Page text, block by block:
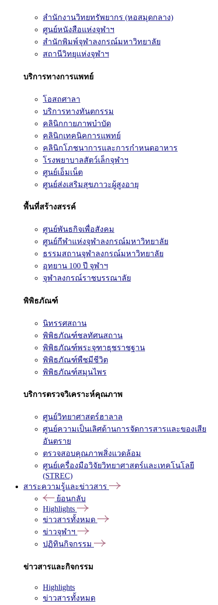
สำนักงานวิทยทรัพยากร (หอสมุดกลาง)
ศูนย์หนังสือแห่งจุฬาฯ
สำนักพิมพ์จุฬาลงกรณ์มหาวิทยาลัย
สถานีวิทยุแห่งจุฬาฯ
บริการทางการแพทย์
โอสถศาลา
บริการทางทันตกรรม
คลินิกกายภาพบำบัด
คลินิกเทคนิคการแพทย์
คลินิกโภชนาการและการกำหนดอาหาร
โรงพยาบาลสัตว์เล็กจุฬาฯ
ศูนย์เอ็มเน็ต
ศูนย์ส่งเสริมสุขภาวะผู้สูงอายุ
พื้นที่สร้างสรรค์
ศูนย์พันธกิจเพื่อสังคม
ศูนย์กีฬาแห่งจุฬาลงกรณ์มหาวิทยาลัย
ธรรมสถานจุฬาลงกรณ์มหาวิทยาลัย
อุทยาน 100 ปี จุฬาฯ
จุฬาลงกรณ์ราชบรรณาลัย
พิพิธภัณฑ์
นิทรรศสถาน
พิพิธภัณฑ์ชลทัศนสถาน
พิพิธภัณฑ์พระจุฑาธุชราชฐาน
พิพิธภัณฑ์พืชมีชีวิต
พิพิธภัณฑ์สมุนไพร
บริการตรวจวิเคราะห์คุณภาพ
ศูนย์วิทยาศาสตร์ฮาลาล
ศูนย์ความเป็นเลิศด้านการจัดการสารและของเสีย
อันตราย
ตรวจสอบคุณภาพสิ่งแวดล้อม
ศูนย์เครื่องมือวิจัยวิทยาศาสตร์และเทคโนโลยี
(STREC)
สาระความรู้และข่าวสาร
ย้อนกลับ
Highlights
ข่าวสารทั้งหมด
ข่าวจุฬาฯ
ปฏิทินกิจกรรม
ข่าวสารและกิจกรรม
Highlights
ข่าวสารทั้งหมด